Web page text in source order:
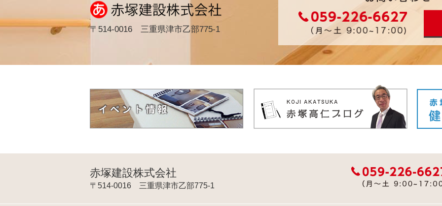
〒514-0016 三重県津市乙部775-1
赤塚建設株式会社
〒514-0016 三重県津市乙部775-1